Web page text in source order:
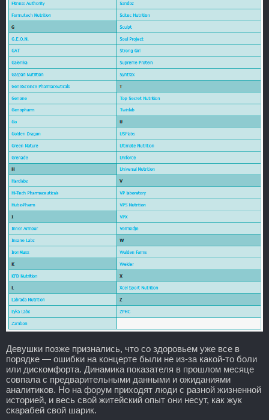
Девушки позже признались, что со здоровьем уже все в
порядке — ошибки на концерте были не из-за какой-то боли
или дискомфорта. Динамика показателя в прошлом месяце
совпала с предварительными данными и ожиданиями
аналитиков. Но на форум приходят люди с разной жизненной
историей, и весь свой житейский опыт они несут, как жук
скарабей свой шарик.